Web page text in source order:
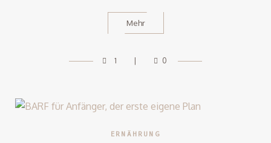
Mehr
1 0
ERNÄHRUNG